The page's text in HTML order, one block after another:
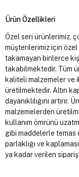
Ürün Özellikleri
Özel seri ürünlerimiz,
müşterilerimiz için
takamayan binlerce
takabilmektedir. Tüm
kaliteli malzemeler ve
üretilmektedir. Altın
dayanıklılığını
malzemelerden
kullanım ömrünü
gibi maddelerle temas
parlaklığı ve
ya kadar verilen